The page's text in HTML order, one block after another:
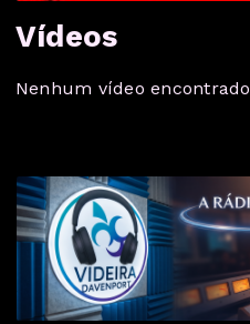
Vídeos
Nenhum vídeo encontrado